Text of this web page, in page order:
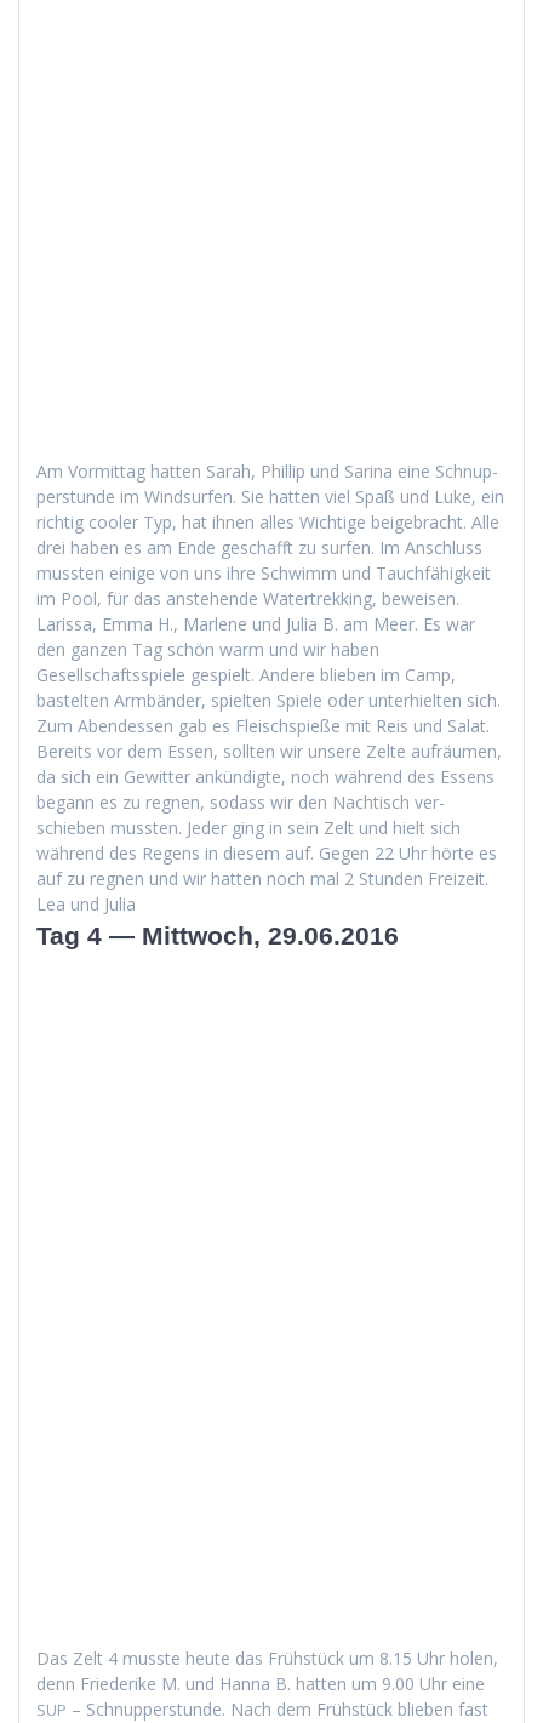
Am Vor­mit­tag hat­ten Sarah, Phillip und Sari­na eine Schnup­
per­stunde im Wind­sur­fen. Sie hat­ten viel Spaß und Luke, ein
richtig cool­er Typ, hat ihnen alles Wichtige beige­bracht. Alle
drei haben es am Ende geschafft zu sur­fen. Im Anschluss
mussten einige von uns ihre Schwimm und Tauch­fähigkeit
im Pool, für das anste­hende Watertrekking, beweisen.
Laris­sa, Emma H., Mar­lene und Julia B. am Meer. Es war
den ganzen Tag schön warm und wir haben
Gesellschaftsspiele gespielt. Andere blieben im Camp,
bastel­ten Arm­bän­der, spiel­ten Spiele oder unter­hiel­ten sich.
Zum Aben­dessen gab es Fleis­chspieße mit Reis und Salat.
Bere­its vor dem Essen, soll­ten wir unsere Zelte aufräu­men,
da sich ein Gewit­ter ankündigte, noch während des Essens
begann es zu reg­nen, sodass wir den Nachtisch ver­
schieben mussten. Jed­er ging in sein Zelt und hielt sich
während des Regens in diesem auf. Gegen 22 Uhr hörte es
auf zu reg­nen und wir hat­ten noch mal 2 Stun­den Freizeit.
Lea und Julia
Tag 4 — Mittwoch, 29.06.2016
Das Zelt 4 musste heute das Früh­stück um 8.15 Uhr holen,
denn Friederike M. und Han­na B. hat­ten um 9.00 Uhr eine
SUP – Schnup­per­stunde. Nach dem Früh­stück blieben fast